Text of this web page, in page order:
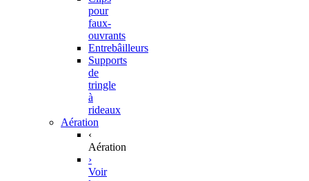
pour
faux-
ouvrants
Entrebâilleurs
Supports
de
tringle
à
rideaux
Aération
‹
Aération
›
Voir